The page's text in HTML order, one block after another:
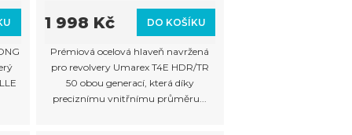
k
ů
DO KOŠÍKU
1 998 Kč
Prémiová ocelová hlaveň navržená
pro revolvery Umarex T4E HDR/TR
50 obou generací, která díky
preciznímu vnitřnímu průměru...